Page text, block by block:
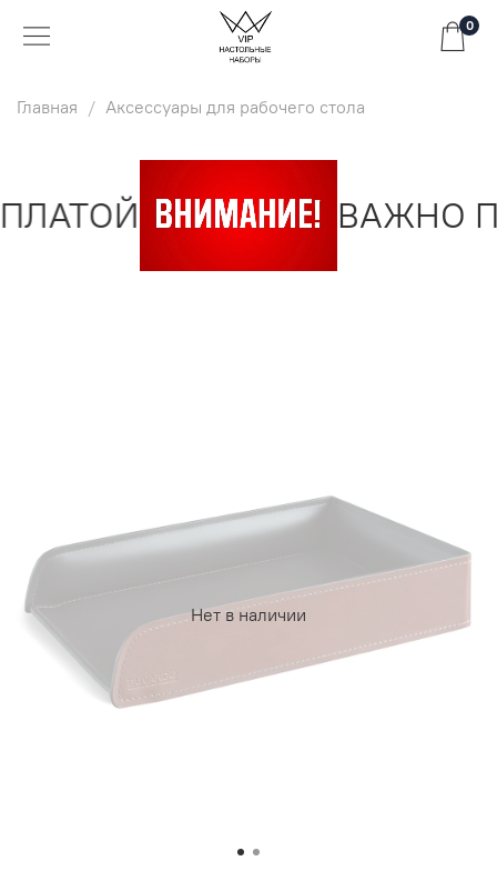
0
Главная Аксессуары для рабочего стола
ВАЖНО
Нет в наличии